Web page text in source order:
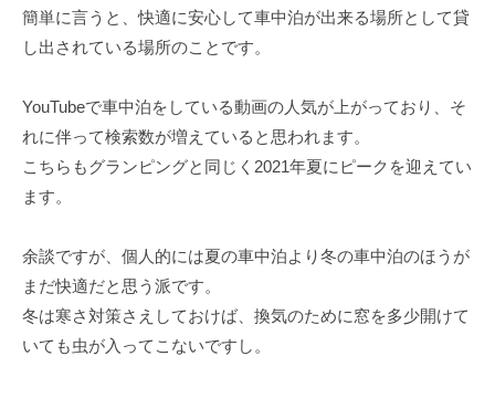
簡単に言うと、快適に安心して車中泊が出来る場所として貸
し出されている場所のことです。
YouTubeで車中泊をしている動画の人気が上がっており、そ
れに伴って検索数が増えていると思われます。
こちらもグランピングと同じく2021年夏にピークを迎えてい
ます。
余談ですが、個人的には夏の車中泊より冬の車中泊のほうが
まだ快適だと思う派です。
冬は寒さ対策さえしておけば、換気のために窓を多少開けて
いても虫が入ってこないですし。